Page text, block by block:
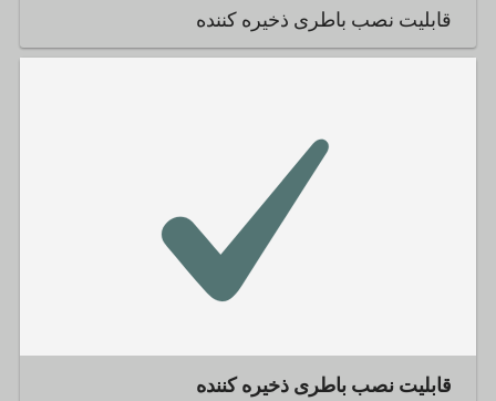
قابلیت نصب باطری ذخیره کننده
قابلیت نصب باطری ذخیره کننده